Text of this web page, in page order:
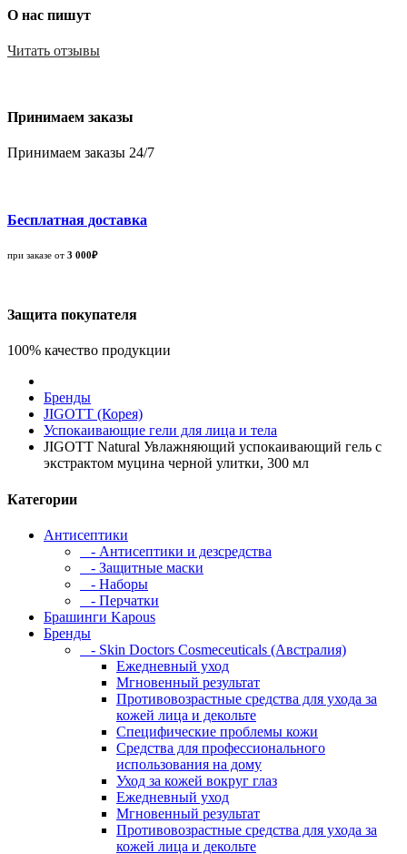
О нас пишут
Читать отзывы
Принимаем заказы
Принимаем заказы 24/7
Бесплатная доставка
при заказе от 3 000₽
Защита покупателя
100% качество продукции
Бренды
JIGOTT (Корея)
Успокаивающие гели для лица и тела
JIGOTT Natural Увлажняющий успокаивающий гель с
экстрактом муцина черной улитки, 300 мл
Категории
Антисептики
- Антисептики и дезсредства
- Защитные маски
- Наборы
- Перчатки
Брашинги Kapous
Бренды
- Skin Doctors Cosmeceuticals (Австралия)
Ежедневный уход
Мгновенный результат
Противовозрастные средства для ухода за
кожей лица и декольте
Специфические проблемы кожи
Средства для профессионального
использования на дому
Уход за кожей вокруг глаз
Ежедневный уход
Мгновенный результат
Противовозрастные средства для ухода за
кожей лица и декольте